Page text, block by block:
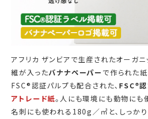
アフリカ ザンビアで生産されたオーガ
維が入ったバナナペーパー で作られた紙
FSC®認証パルプも配合された、 FSC®
アトレード紙。人にも環境にも動物にも
名刺にも使われる180g／㎡と、しっか